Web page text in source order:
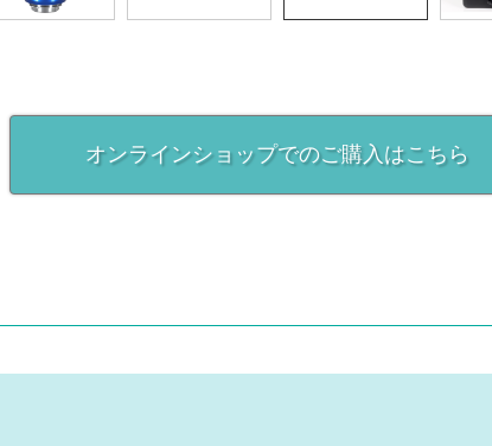
オンラインショップでのご購入はこちら